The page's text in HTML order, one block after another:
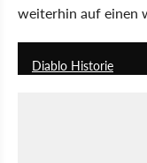
weiterhin auf einen
Diablo Historie